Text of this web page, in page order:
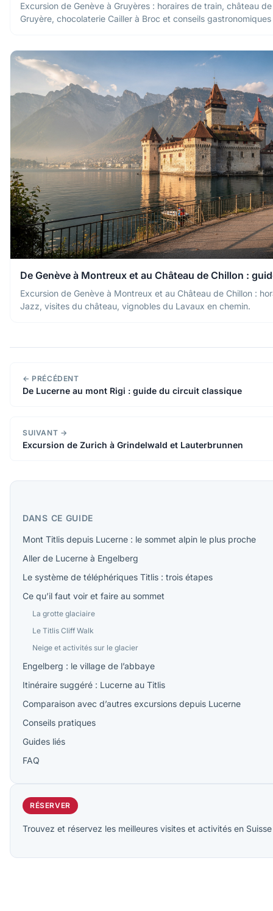
Excursion de Genève à Gruyères : horaires de train, château
Gruyère, chocolaterie Cailler à Broc et conseils
De Genève à Montreux et au Château de Chillon :
Excursion de Genève à Montreux et au Château de Chillon :
Jazz, visites du château, vignobles du Lavaux en chemin.
← PRÉCÉDENT
De Lucerne au mont Rigi : guide du circuit classique
SUIVANT →
Excursion de Zurich à Grindelwald et Lauterbrunnen
DANS CE GUIDE
Mont Titlis depuis Lucerne : le sommet alpin le plus proche
Aller de Lucerne à Engelberg
Le système de téléphériques Titlis : trois étapes
Ce qu’il faut voir et faire au sommet
La grotte glaciaire
Le Titlis Cliff Walk
Neige et activités sur le glacier
Engelberg : le village de l’abbaye
Itinéraire suggéré : Lucerne au Titlis
Comparaison avec d’autres excursions depuis Lucerne
Conseils pratiques
Guides liés
FAQ
RÉSERVER
Trouvez et réservez les meilleures visites et activités en Suisse